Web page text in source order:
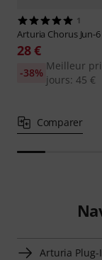
1
Arturia Chorus Jun-6
28 €
Meilleur
jours: 45 €
-38%
Comparer
Arturia Plug-